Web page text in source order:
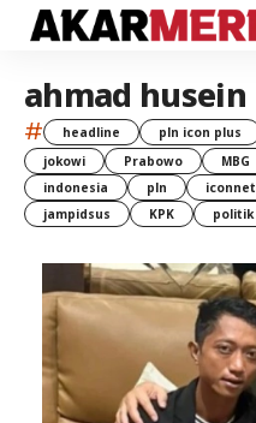
ahmad husein
# headline pln icon plus
jokowi
Prabowo MBG
indonesia
pln iconnet
jampidsus
KPK politik